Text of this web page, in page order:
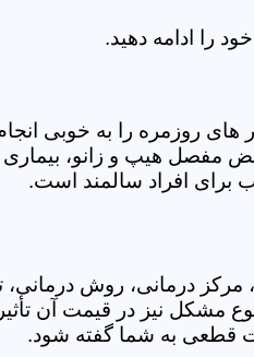
را ادامه دهید.
روزمره را به خوبی انجام
مفصل هیپ و زانو،
برای افراد سالمند است.
مرکز درمانی، روش
مشکل نیز در قیمت آن
قطعی به شما گفته شود.